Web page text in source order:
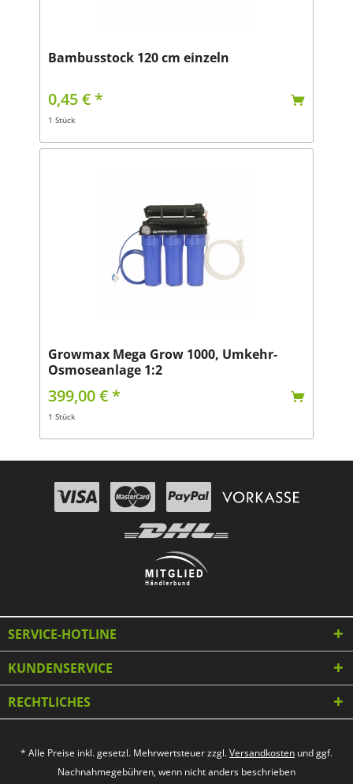
Bambusstock 120 cm einzeln
0,45 € *
1 Stück
Growmax Mega Grow 1000, Umkehr-
Osmoseanlage 1:2
399,00 € *
1 Stück
SERVICE-HOTLINE
KUNDENSERVICE
RECHTLICHES
* Alle Preise inkl. gesetzl. Mehrwertsteuer zzgl.Versandkosten und ggf.
Nachnahmegebühren, wenn nicht anders beschrieben